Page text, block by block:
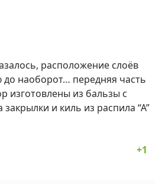
расположение слоёв
до наоборот… передняя часть
изготовлены из бальзы с
и киль из распила “А”